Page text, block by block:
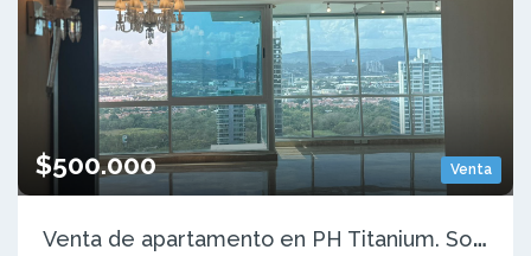
Venta
$500.000
V
enta de apartamento en PH Titanium. Solo para inversionistas. VC